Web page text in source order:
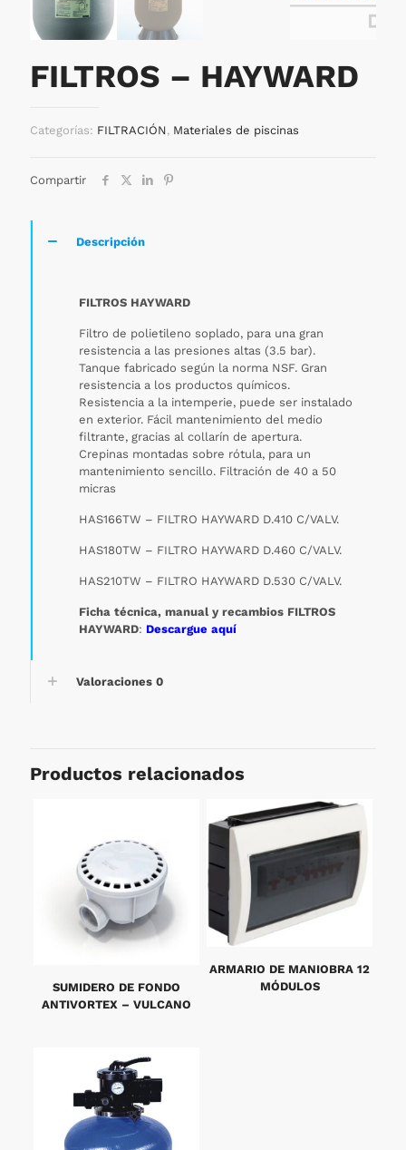
FILTROS – HAYWARD
Categorías: FILTRACIÓN, Materiales de piscinas
Compartir
Descripción
FILTROS HAYWARD
Filtro de polietileno soplado, para una gran
resistencia a las presiones altas (3.5 bar).
Tanque fabricado según la norma NSF. Gran
resistencia a los productos químicos.
Resistencia a la intemperie, puede ser instalado
en exterior. Fácil mantenimiento del medio
filtrante, gracias al collarín de apertura.
Crepinas montadas sobre rótula, para un
mantenimiento sencillo. Filtración de 40 a 50
micras
HAS166TW – FILTRO HAYWARD D.410 C/VALV.
HAS180TW – FILTRO HAYWARD D.460 C/VALV.
HAS210TW – FILTRO HAYWARD D.530 C/VALV.
Ficha técnica, manual y recambios FILTROS
HAYWARD: Descargue aquí
Valoraciones 0
Productos relacionados
SUMIDERO DE FONDO
ANTIVORTEX – VULCANO
ARMARIO DE MANIOBRA 12
MÓDULOS